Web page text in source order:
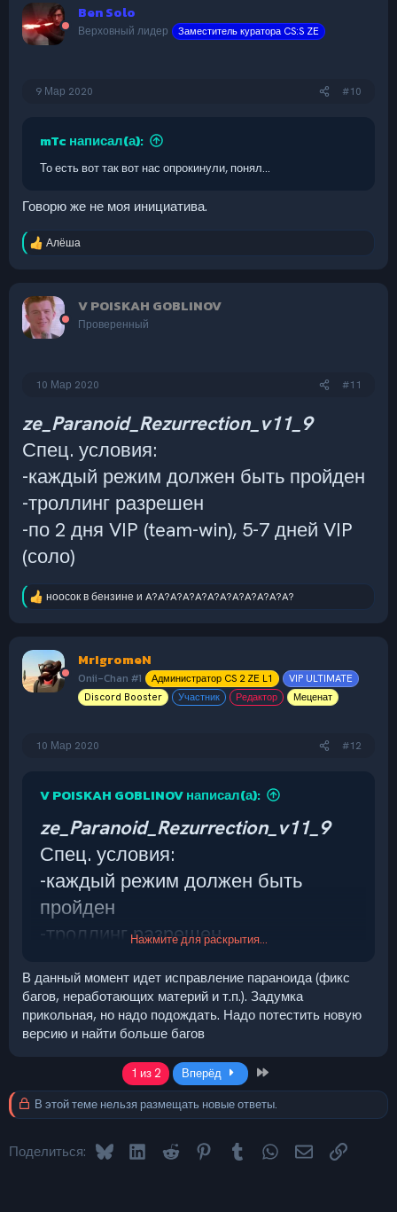
Ben Solo
Верховный лидер Заместитель куратора CS:S ZE
9 Мар 2020 #10
mTc написал(а):
То есть вот так вот нас опрокинули, понял...
Говорю же не моя инициатива.
Р
ц
и
и
Алёша
V POISKAH GOBLINOV
Проверенный
10 Мар 2020 #11
ze_Paranoid_Rezurrection_v11_9
Спец. условия:
-каждый режим должен быть пройден
-троллинг разрешен
-по 2 дня VIP (team-win), 5-7 дней VIP
(соло)
Р
ц
и
и
ноосок в бензине и A?A?A?A?A?A?A?A?A?A?A?A?
MrIgromeN
Onii-Chan #1 Администратор CS 2 ZE L1
VIP ULTIMATE
Discord Booster
Участник Редактор Меценат
10 Мар 2020 #12
V POISKAH GOBLINOV написал(а):
ze_Paranoid_Rezurrection_v11_9
Спец. условия:
-каждый режим должен быть
пройден
-троллинг разрешен
VIP (соло)
Нажмите для раскрытия...
В данный момент идет исправление параноида (фикс
багов, неработающих материй и т.п.). Задумка
прикольная, но надо подождать. Надо потестить новую
версию и найти больше багов
1 из 2 Вперёд
В этой теме нельзя размещать новые ответы.
Поделиться: Bluesky LinkedInReddit PinterestTumblr WhatsApp
Электронная
Ссылка